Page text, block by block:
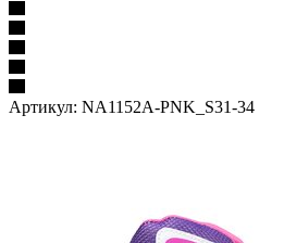
Артикул: NA1152A-PNK_S31-34